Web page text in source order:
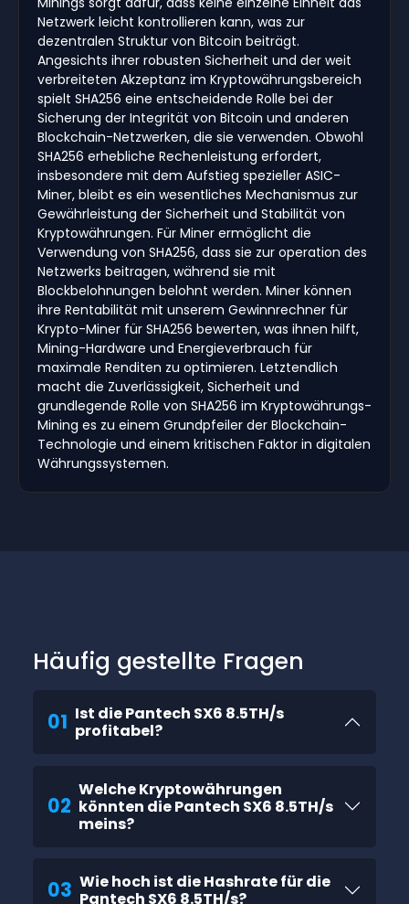
Netzwerk leicht kontrollieren kann, was zur
dezentralen Struktur von Bitcoin beiträgt.
Angesichts ihrer robusten Sicherheit und der weit
verbreiteten Akzeptanz im Kryptowährungsbereich
spielt SHA256 eine entscheidende Rolle bei der
Sicherung der Integrität von Bitcoin und anderen
Blockchain-Netzwerken, die sie verwenden. Obwohl
SHA256 erhebliche Rechenleistung erfordert,
insbesondere mit dem Aufstieg spezieller ASIC-
Miner, bleibt es ein wesentliches Mechanismus zur
Gewährleistung der Sicherheit und Stabilität von
Kryptowährungen. Für Miner ermöglicht die
Verwendung von SHA256, dass sie zur operation des
Netzwerks beitragen, während sie mit
Blockbelohnungen belohnt werden. Miner können
ihre Rentabilität mit unserem Gewinnrechner für
Krypto-Miner für SHA256 bewerten, was ihnen hilft,
Mining-Hardware und Energieverbrauch für
maximale Renditen zu optimieren. Letztendlich
macht die Zuverlässigkeit, Sicherheit und
grundlegende Rolle von SHA256 im Kryptowährungs-
Mining es zu einem Grundpfeiler der Blockchain-
Technologie und einem kritischen Faktor in digitalen
Währungssystemen.
Häufig gestellte Fragen
01 Ist die Pantech SX6 8.5TH/s
profitabel?
02
Welche Kryptowährungen
könnten die Pantech SX6 8.5TH/s
meins?
03 Wie hoch ist die Hashrate für die
Pantech SX6 8.5TH/s?